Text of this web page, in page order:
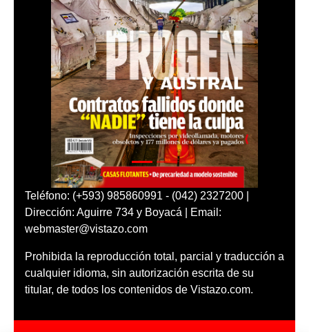
Teléfono: (+593) 985860991 - (042) 2327200 |
Dirección: Aguirre 734 y Boyacá | Email:
webmaster@vistazo.com
Prohibida la reproducción total, parcial y traducción a
cualquier idioma, sin autorización escrita de su
titular, de todos los contenidos de Vistazo.com.